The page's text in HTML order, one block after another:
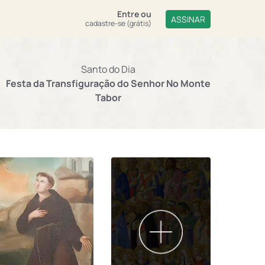
Entreou
cadastre-se (grátis) ASSINAR
Santo do Dia
Festa da Transfiguração do Senhor No Monte
Tabor